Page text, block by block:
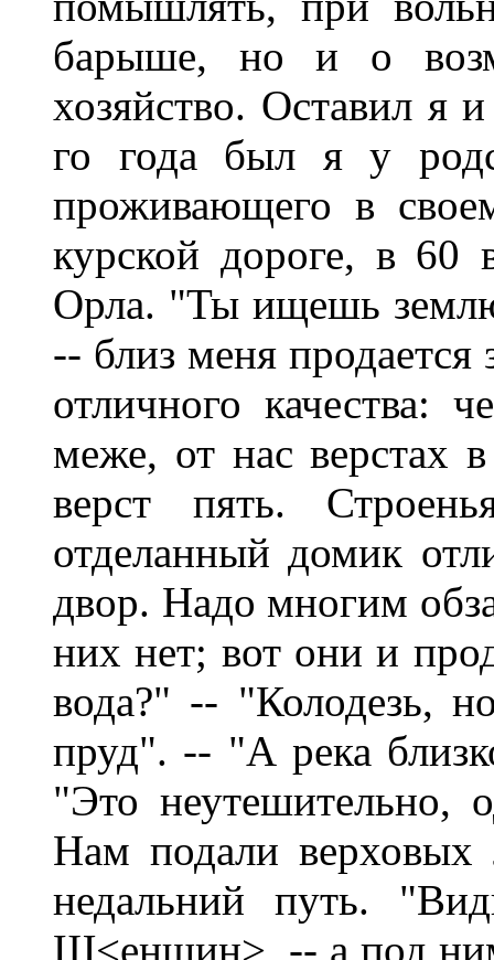
барыше, но и о
хозяйство. Оставил я
го года был я у
проживающего в
курской дороге, в 60
Орла. "Ты ищешь
-- близ меня
отличного качества:
меже, от нас верстах
верст пять.
отделанный домик
двор. Надо многим
них нет; вот они и
вода?" -- "Колодезь,
пруд". -- "А река
"Это неутешительно,
Нам подали
недальний путь.
Ш<еншин>, -- а под